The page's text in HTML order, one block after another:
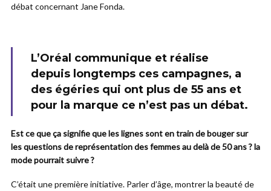
débat concernant Jane Fonda.
L’Oréal communique et réalise
depuis longtemps ces campagnes, a
des égéries qui ont plus de 55 ans et
pour la marque ce n’est pas un débat.
Est ce que ça signifie que les lignes sont en train de bouger sur
les questions de représentation des femmes au delà de 50 ans ? la
mode pourrait suivre ?
C’était une première initiative. Parler d’âge, montrer la beauté de